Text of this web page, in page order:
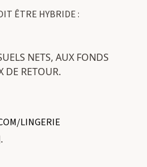
ÊTRE HYBRIDE :
NETS, AUX FONDS
DE RETOUR.
LINGERIE